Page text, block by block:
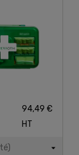
94,49 €
HT